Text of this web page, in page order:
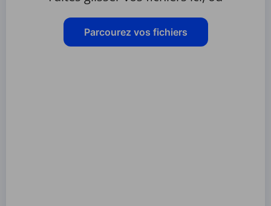
Parcourez vos fichiers